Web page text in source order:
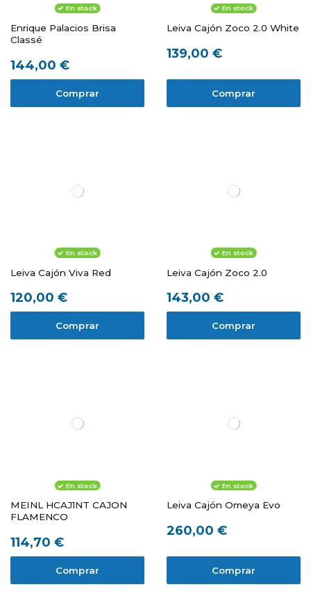
En stock
Enrique Palacios Brisa
Classé
144,00 €
Comprar
En stock
Leiva Cajón Zoco 2.0 White
139,00 €
Comprar
En stock
Leiva Cajón Viva Red
120,00 €
Comprar
En stock
Leiva Cajón Zoco 2.0
143,00 €
Comprar
En stock
MEINL HCAJ1NT CAJON
FLAMENCO
114,70 €
Comprar
En stock
Leiva Cajón Omeya Evo
260,00 €
Comprar